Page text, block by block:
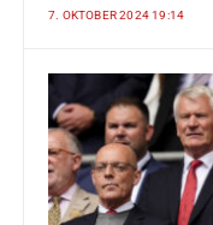
7. OKTOBER 2024 19:14